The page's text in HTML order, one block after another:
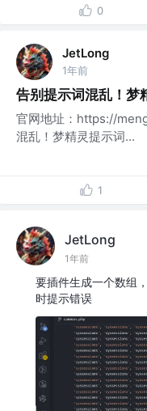
0
JetLong
1年前
告别提示词混乱！梦
官网地址：https://
混乱！梦精灵提示词...
1
JetLong
1年前
要插件生成一个数组
时提示错误